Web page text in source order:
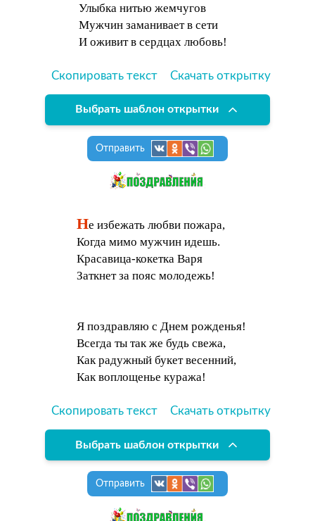
Улыбка нитью жемчугов
Мужчин заманивает в сети
И оживит в сердцах любовь!
Скопировать текст Скачать открытку
Выбрать шаблон открытки
Отправить
Не избежать любви пожара,
Когда мимо мужчин идешь.
Красавица-кокетка Варя
Заткнет за пояс молодежь!
Я поздравляю с Днем рожденья!
Всегда ты так же будь свежа,
Как радужный букет весенний,
Как воплощенье куража!
Скопировать текст Скачать открытку
Выбрать шаблон открытки
Отправить